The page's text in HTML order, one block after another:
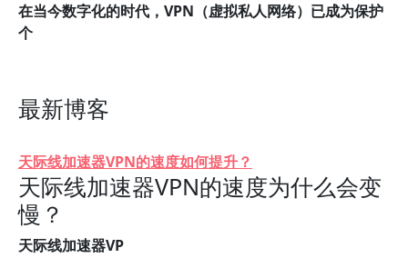
在当今数字化的时代，VPN（虚拟私人网络）已成为保护
个
最新博客
天际线加速器VPN的速度如何提升？
天际线加速器VPN的速度为什么会变
慢？
天际线加速器VP